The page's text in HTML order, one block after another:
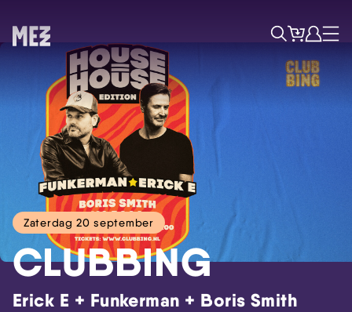
Skip navigatie
ZoekTicketsAccount
Menu
Zaterdag 20 september
CLUBBING
Erick E + Funkerman + Boris Smith